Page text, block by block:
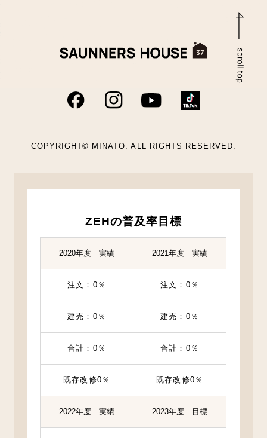
COPYRIGHT© MINATO. ALL RIGHTS RESERVED.
ZEHの普及率目標
2020年度 実績 2021年度 実績
注文：0％ 注文：0％
建売：0％ 建売：0％
合計：0％ 合計：0％
既存改修0％ 既存改修0％
2022年度 実績 2023年度 目標